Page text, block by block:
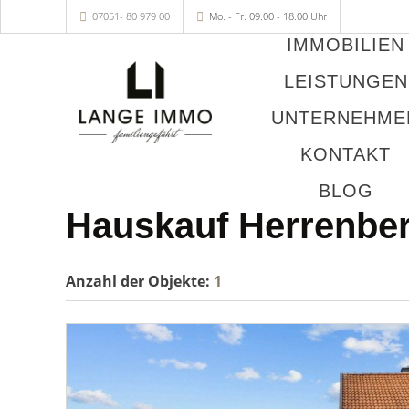
07051- 80 979 00 Mo. - Fr. 09.00 - 18.00 Uhr
IMMOBILIEN
LEISTUNGEN
KONTAKT
BLOG
Hauskauf
Anzahl der Objekte: 1